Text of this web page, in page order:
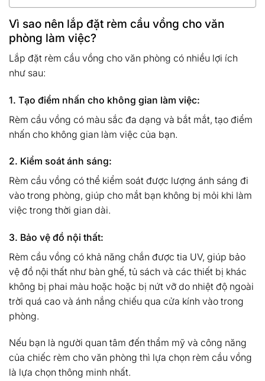
Vì sao nên lắp đặt rèm cầu vồng cho văn
phòng làm việc?
Lắp đặt rèm cầu vồng cho văn phòng có nhiều lợi ích
như sau:
1. Tạo điểm nhấn cho không gian làm việc:
Rèm cầu vồng có màu sắc đa dạng và bắt mắt, tạo điểm
nhấn cho không gian làm việc của bạn.
2. Kiểm soát ánh sáng:
Rèm cầu vồng có thể kiểm soát được lượng ánh sáng đi
vào trong phòng, giúp cho mắt bạn không bị mỏi khi làm
việc trong thời gian dài.
3. Bảo vệ đồ nội thất:
Rèm cầu vồng có khả năng chắn được tia UV, giúp bảo
vệ đồ nội thất như bàn ghế, tủ sách và các thiết bị khác
không bị phai màu hoặc hoặc bị nứt vỡ do nhiệt độ ngoài
trời quá cao và ánh nắng chiếu qua cửa kính vào trong
phòng.
Nếu bạn là người quan tâm đến thẩm mỹ và công năng
của chiếc rèm cho văn phòng thì lựa chọn rèm cầu vồng
là lựa chọn thông minh nhất.